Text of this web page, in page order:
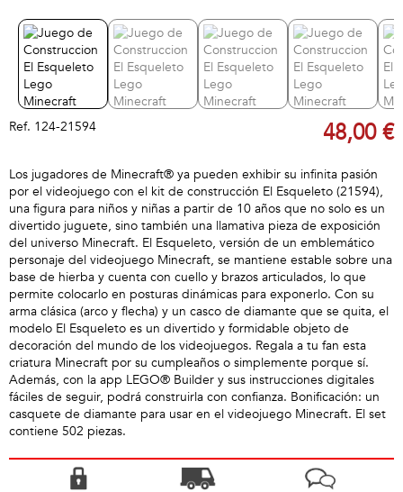
Ref. 124-21594 48,00 €
Los jugadores de Minecraft® ya pueden exhibir su infinita pasión
por el videojuego con el kit de construcción El Esqueleto (21594),
una figura para niños y niñas a partir de 10 años que no solo es un
divertido juguete, sino también una llamativa pieza de exposición
del universo Minecraft. El Esqueleto, versión de un emblemático
personaje del videojuego Minecraft, se mantiene estable sobre una
base de hierba y cuenta con cuello y brazos articulados, lo que
permite colocarlo en posturas dinámicas para exponerlo. Con su
arma clásica (arco y flecha) y un casco de diamante que se quita, el
modelo El Esqueleto es un divertido y formidable objeto de
decoración del mundo de los videojuegos. Regala a tu fan esta
criatura Minecraft por su cumpleaños o simplemente porque sí.
Además, con la app LEGO® Builder y sus instrucciones digitales
fáciles de seguir, podrá construirla con confianza. Bonificación: un
casquete de diamante para usar en el videojuego Minecraft. El set
contiene 502 piezas.